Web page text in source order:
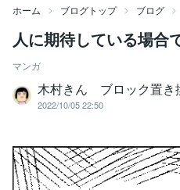
ホーム ブログトップ ブログ
人に期待している場合
マンガ
木村きん ブロック置
2022/10/05 22:50